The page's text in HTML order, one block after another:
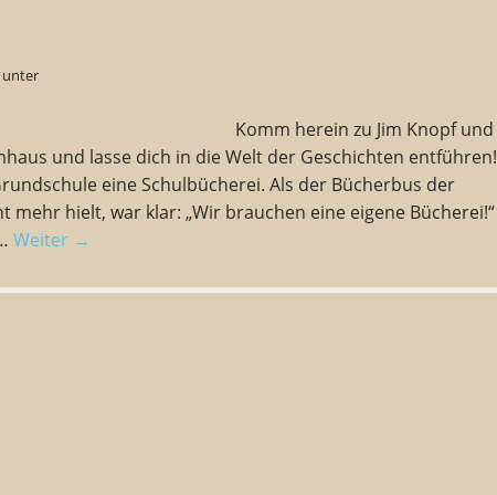
unter
Komm herein zu Jim Knopf und
und lasse dich in die Welt der Geschichten entführen!
eine Schulbücherei. Als der Bücherbus der
hielt, war klar: „Wir brauchen eine eigene Bücherei!“
Weiter →